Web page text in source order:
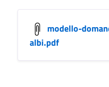
modello-
albi.pdf